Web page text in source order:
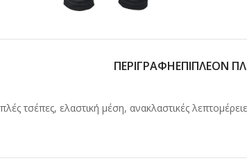
ΠΕΡΙΓΡΑΦΉΕΠΙΠΛΈΟΝ
τσέπες, ελαστική μέση, ανακλαστικές